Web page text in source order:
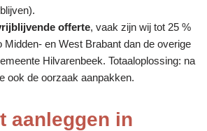
offerte, vaak zijn wij tot 25 %
Midden- en West Brabant dan de overige
Hilvarenbeek. Totaaloplossing: na
ook de oorzaak aanpakken.
aanleggen in